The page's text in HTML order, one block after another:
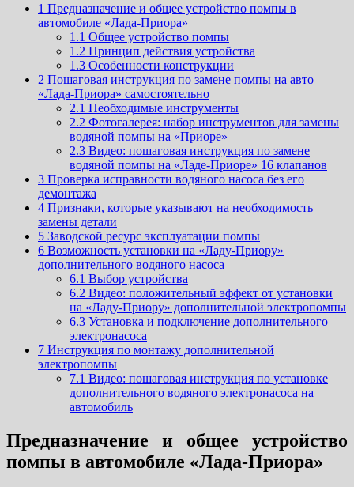
1 Предназначение и общее устройство помпы в
автомобиле «Лада-Приора»
1.1 Общее устройство помпы
1.2 Принцип действия устройства
1.3 Особенности конструкции
2 Пошаговая инструкция по замене помпы на авто
«Лада-Приора» самостоятельно
2.1 Необходимые инструменты
2.2 Фотогалерея: набор инструментов для замены
водяной помпы на «Приоре»
2.3 Видео: пошаговая инструкция по замене
водяной помпы на «Ладе-Приоре» 16 клапанов
3 Проверка исправности водяного насоса без его
демонтажа
4 Признаки, которые указывают на необходимость
замены детали
5 Заводской ресурс эксплуатации помпы
6 Возможность установки на «Ладу-Приору»
дополнительного водяного насоса
6.1 Выбор устройства
6.2 Видео: положительный эффект от установки
на «Ладу-Приору» дополнительной электропомпы
6.3 Установка и подключение дополнительного
электронасоса
7 Инструкция по монтажу дополнительной
электропомпы
7.1 Видео: пошаговая инструкция по установке
дополнительного водяного электронасоса на
автомобиль
Предназначение и общее устройство
помпы в автомобиле «Лада-Приора»